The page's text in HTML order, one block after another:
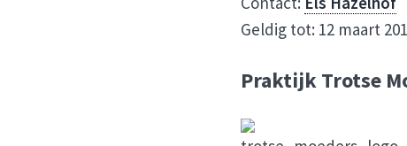
Geldig tot: 12 maart
Praktijk Trotse